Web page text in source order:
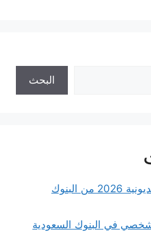
البحث
مقارنة أقل نسبة شراء مديونية 2026 من البنوك
في البنوك السعودية